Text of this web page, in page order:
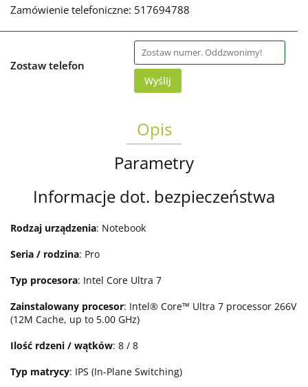
Zamówienie telefoniczne: 517694788
Zostaw telefon
Wyślij
Opis
Parametry
Informacje dot. bezpieczeństwa
Rodzaj urządzenia: Notebook
Seria / rodzina: Pro
Typ procesora: Intel Core Ultra 7
Zainstalowany procesor: Intel® Core™ Ultra 7 processor 266V
(12M Cache, up to 5.00 GHz)
Ilość rdzeni / wątków: 8 / 8
Typ matrycy: IPS (In-Plane Switching)